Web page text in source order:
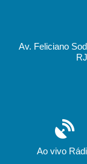
Av. Feliciano
Ao vivo